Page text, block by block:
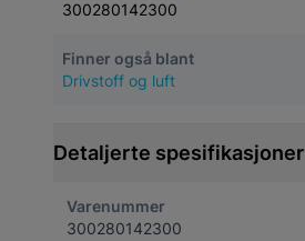
300280142300
Finner også blant
Drivstoff og luft
Detaljerte spesifikasjoner
Varenummer
300280142300